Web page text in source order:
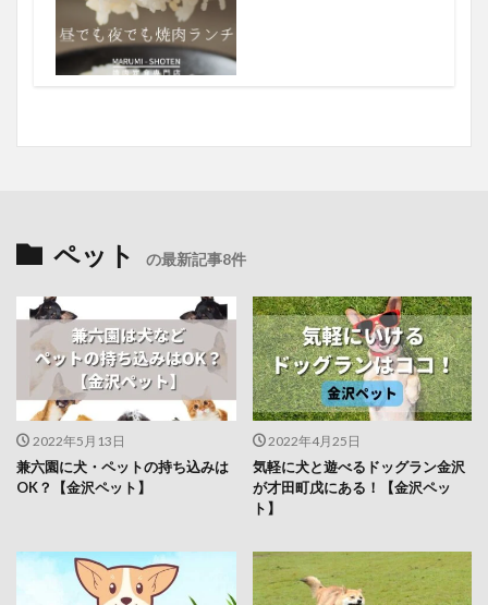
ペット の最新記事8件
2022年5月13日
兼六園に犬・ペットの持ち込みは
OK？【金沢ペット】
2022年4月25日
気軽に犬と遊べるドッグラン金沢
が才田町戊にある！【金沢ペッ
ト】